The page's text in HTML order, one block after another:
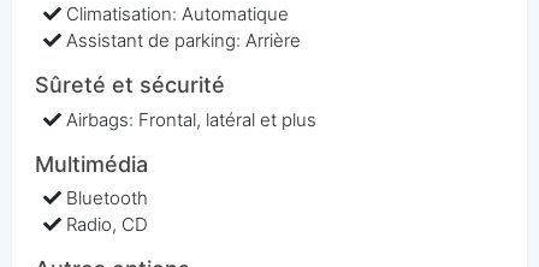
Climatisation: Automatique
Assistant de parking: Arrière
Sûreté et sécurité
Airbags: Frontal, latéral et plus
Multimédia
Bluetooth
Radio, CD